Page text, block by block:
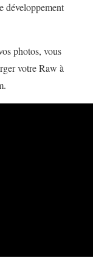
développement
photos, vous
votre Raw à